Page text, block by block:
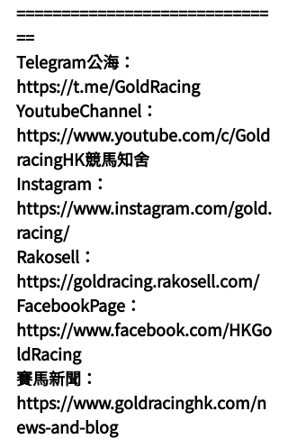
============================
==
Telegram公海：
https://t.me/GoldRacing
YoutubeChannel：
https://www.youtube.com/c/Gold
racingHK競馬知舍
Instagram：
https://www.instagram.com/gold.
racing/
Rakosell：
https://goldracing.rakosell.com/
FacebookPage：
https://www.facebook.com/HKGo
ldRacing
賽馬新聞：
https://www.goldracinghk.com/n
ews-and-blog